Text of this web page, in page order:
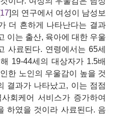
17]의 연구에서 여성이 남성보
더 흔하게 나타난다는 결과
이는 출산, 육아에 대한 우울
사료된다. 연령에서는 65세
19-44세의 대상자가 1.5배
한 노인의 우울감이 높을 것
결과가 나타났고, 이는 점점
회케어 서비스가 증가하여
하였을 것이라 사료된다. 음